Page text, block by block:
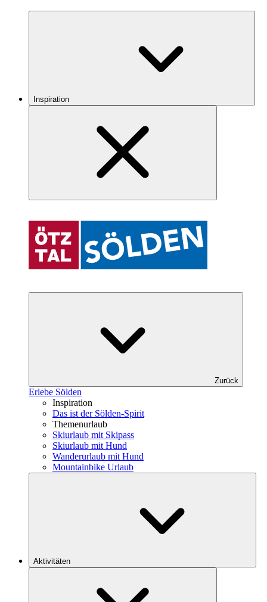
Inspiration
Zurück
Erlebe Sölden
Inspiration
Das ist der Sölden-Spirit
Themenurlaub
Skiurlaub mit Skipass
Skiurlaub mit Hund
Wanderurlaub mit Hund
Mountainbike Urlaub
Aktivitäten